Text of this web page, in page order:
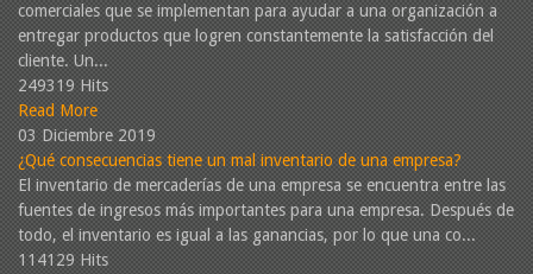
comerciales que se implementan para ayudar a una organización a
entregar productos que logren constantemente la satisfacción del
cliente. Un...
249319 Hits
Read More
03 Diciembre 2019
¿Qué consecuencias tiene un mal inventario de una empresa?
El inventario de mercaderías de una empresa se encuentra entre las
fuentes de ingresos más importantes para una empresa. Después de
todo, el inventario es igual a las ganancias, por lo que una co...
114129 Hits